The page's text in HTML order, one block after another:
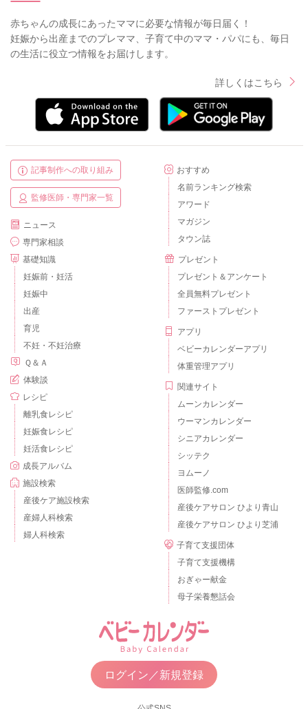
赤ちゃんの成長にあったママに必要な情報が毎日届く！
妊娠から出産までのプレママ、子育て中のママ・パパにも、毎日
の生活に役立つ情報をお届けします。
詳しくはこちら
記事制作への取り組み
監修医師・専門家一覧
ニュース
専門家相談
基礎知識
妊娠前・妊活
妊娠中
出産
育児
不妊・不妊治療
Ｑ＆Ａ
体験談
レシピ
離乳食レシピ
妊娠食レシピ
妊活食レシピ
成長アルバム
施設検索
産後ケア施設検索
産婦人科検索
婦人科検索
おすすめ
名前ランキング検索
アワード
マガジン
タウン誌
プレゼント
プレゼント＆アンケート
全員無料プレゼント
ファーストプレゼント
アプリ
ベビーカレンダーアプリ
体重管理アプリ
関連サイト
ムーンカレンダー
ウーマンカレンダー
シニアカレンダー
シッテク
ヨムーノ
医師監修.com
産後ケアサロン ひより青山
産後ケアサロン ひより芝浦
子育て支援団体
子育て支援機構
おぎゃー献金
母子栄養懇話会
ログイン／新規登録